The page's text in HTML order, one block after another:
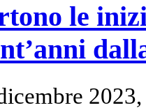
le